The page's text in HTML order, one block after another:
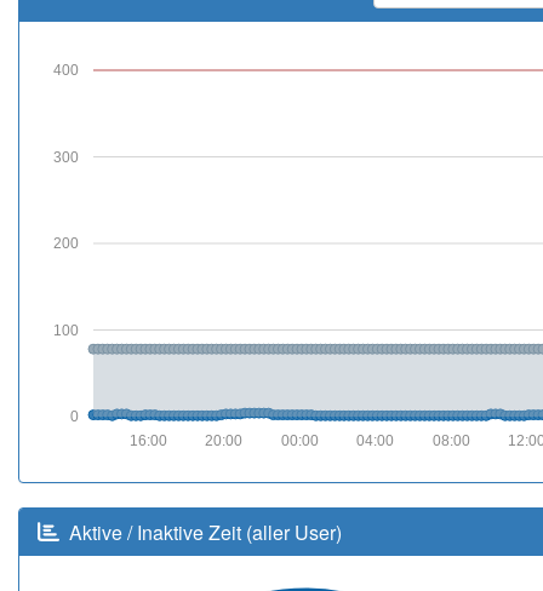
0
100
200
300
400
08:00
04:00
00:00
20:00
16:00
Aktive / Inaktive Zeit (aller User)